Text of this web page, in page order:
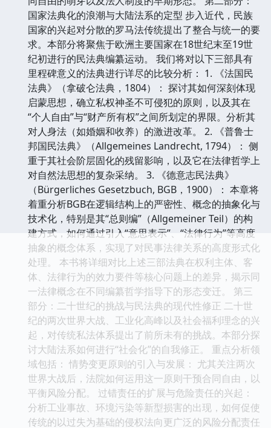
国家法典化的浪潮与大陆法系的定型 步入近代，民族
国家的兴起对分散的罗马法传统提出了整合与统一的要
求。本部分将聚焦于欧洲主要国家在18世纪末至19世
纪初进行的民法典编纂运动。 我们将对以下三部具有
里程碑意义的法典进行详尽的比较分析： 1. 《法国民
法典》（拿破仑法典，1804）： 探讨其如何深刻体现
启蒙思想，确立私权神圣不可侵犯的原则，以及其在
“个人自由”与“财产所有权”之间所划定的界限。分析其
对人身法（如婚姻和收养）的激进改革。 2. 《普鲁士
邦国民法典》（Allgemeines Landrecht, 1794）： 侧
重于其社会阶层固化的残留影响，以及它在法律哲学上
对自然法思想的复杂采纳。 3. 《德意志民法典》
（Bürgerliches Gesetzbuch, BGB，1900）： 本章将
着重分析BGB在逻辑结构上的严密性、概念的抽象化与
技术化，特别是其“总则编”（Allgemeiner Teil）的构
建方式，如何通过引入“意思表示”、“法律行为”等高度
抽象的概念体系，实现了对民事法律关系的高度形式化
处理。 本书将详细对比上述三部法典在权利主体、客
体、法律行为的效力要件等核心问题上的差异，揭示同
一法律概念在不同编纂哲学指导下的形态变迁。 第三
部分：二十世纪的挑战与民法典的现代性修正 二十世
纪的两次世界大战、工业化高峰以及社会福利理念的兴
起，对传统私法体系提出了前所未有的挑战。本部分探
讨大陆法系如何进行“社会化”的自我修正。 重点分析领
域包括： 情势变更原则的引入与发展： 尤其关注两次
世界大战后，法院如何运用这一原则干预合同自由，以
平衡风险分配。 过错责任的扩展与危险责任的兴起：
分析工业事故、环境污染等新型损害的出现，如何促使
传统的以过失为基础的侵权法向更广泛的风险分配责任